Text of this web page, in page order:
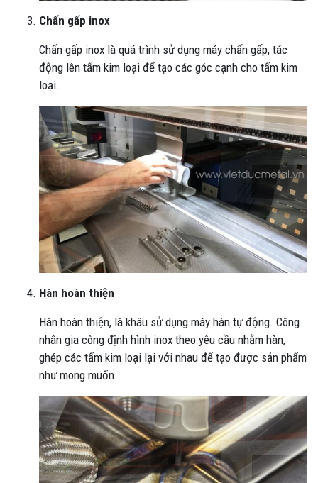
Chấn gấp inox
Chấn gấp inox là quá trình sử dụng máy chấn gấp, tác
động lên tấm kim loại để tạo các góc cạnh cho tấm kim
loại.
Hàn hoàn thiện
Hàn hoàn thiện, là khâu sử dụng máy hàn tự động. Công
nhân gia công định hình inox theo yêu cầu nhằm hàn,
ghép các tấm kim loại lại với nhau để tạo được sản phẩm
như mong muốn.